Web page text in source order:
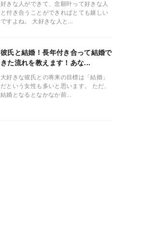
好きな人ができて、念願叶って好きな人
と付き合うことができればとても嬉しい
ですよね。 大好きな人と...
彼氏と結婚！長年付き合って結婚で
きた流れを教えます！あな...
大好きな彼氏との将来の目標は「結婚」
だという女性も多いと思います。 ただ、
結婚となるとなかなか前...